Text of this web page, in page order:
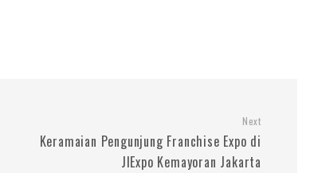
Next
Keramaian Pengunjung Franchise Expo di
JIExpo Kemayoran Jakarta